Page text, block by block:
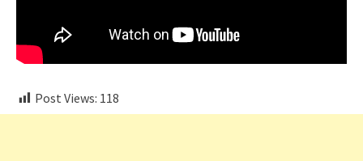
Post Views: 118